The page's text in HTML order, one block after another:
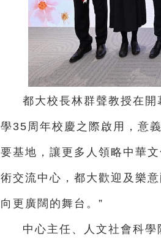
都大校長林群聲教授在
學35周年校慶之際啟用，意
要基地，讓更多人領略中華
術交流中心，都大歡迎及樂
向更廣闊的舞台。”
中心主任、人文社會科